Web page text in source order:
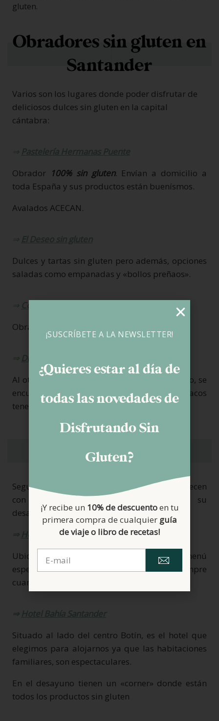
gluten.
Obradores sin gluten en
Santander
Varios son los lugares donde poder disfrutar de
deliciosos dulces sin gluten en la capital
cántabra:
⇒ Pastelería Hermanas Puente
Obrador 100% sin gluten. Envían a domicilio a
toda España y sus productos están buenísmos.
Avalados ACECAN.
⇒ El Deseo sin gluten
Dulces y tartas sin gluten pero además, opciones
saladas como empanadas y «bollos preñaos».
⇒ Cookiliacos
Obrador avalado por FACE.
Dulce y Saladito
Al otro lado de la bahía, en el pueblo de Somo, se
encuentra esta crepería donde los celíacos
tenemos creps tanto dulces como salado.
gluten
Seguro que hay más opciones, pero estos ofrecen
con seguridad opciones sin gluten en su
desayuno:
⇒ Hotel Chiqui Santander
Ubicado en la playa del Sardinero, tienen menú
específico para celíacos. Avisar antes siempre
cuando se hace la reserva.
⇒ Hotel Bahía Santander
Situado al lado del centro Botín, es el hotel que
elegimos para alojarnos ya que las habitaciones
familiares, son espectaculares.
En el desayuno tienen un «corner» donde están
todos los productos sin gluten
¡SUSCRÍBETE A LA NEWSLETTER!
¿Quieres estar al día de
todas las novedades de
Disfrutando Sin
Gluten?
¡Y recibe un 10% de descuentoen tu
primera compra de cualquier guía
de viaje o libro de recetas!